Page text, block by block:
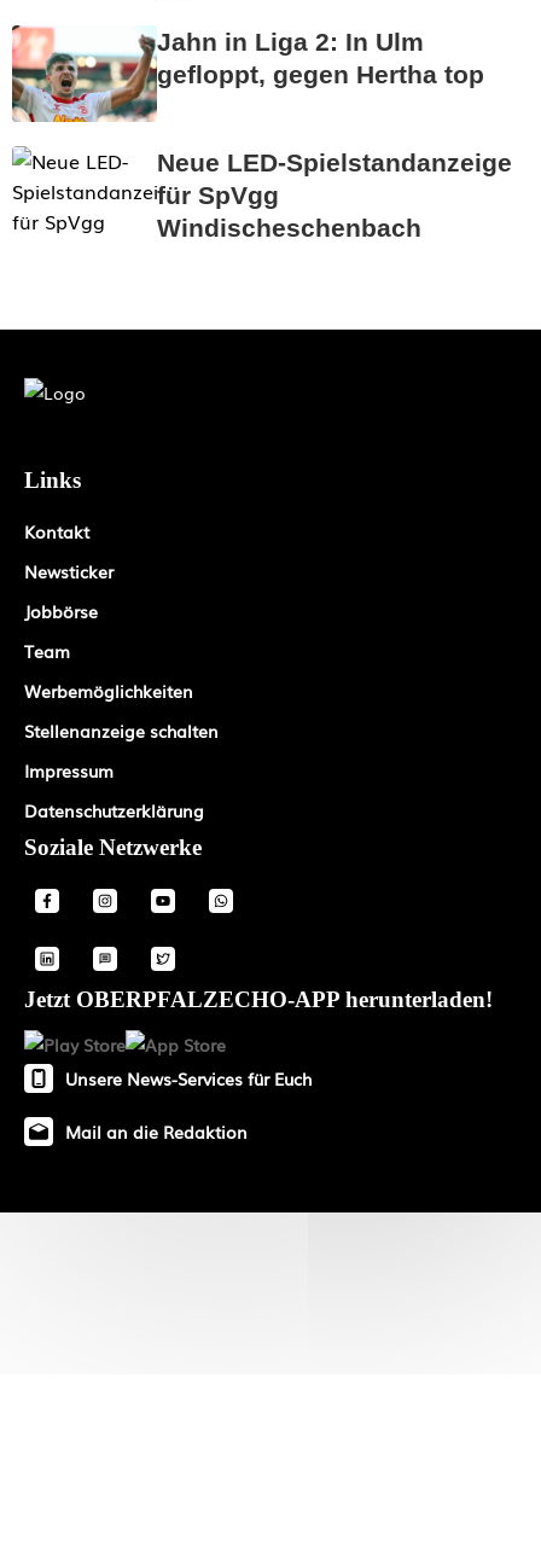
Jahn in Liga 2: In Ulm
gefloppt, gegen Hertha top
Neue LED-Spielstandanzeige
für SpVgg
Windischeschenbach
Links
Kontakt
Newsticker
Jobbörse
Team
Werbemöglichkeiten
Stellenanzeige schalten
Impressum
Datenschutzerklärung
Soziale Netzwerke
Jetzt OBERPFALZECHO-APP herunterladen!
Unsere News-Services für Euch
Mail an die Redaktion